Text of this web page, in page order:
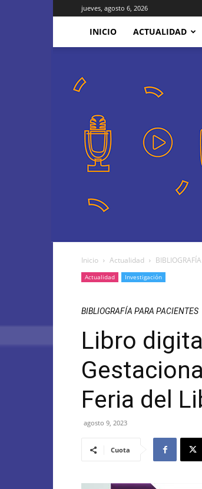
jueves, agosto 6, 2026
INICIO ACTUALIDAD
Inicio Actualidad
Actualidad Investigación
BIBLIOGRAFÍA PARA PACIENTES
Libro
Feria del
agosto 9, 2023
Cuota